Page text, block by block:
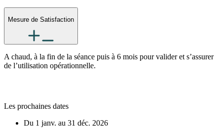
Mesure de Satisfaction
A chaud, à la fin de la séance puis à 6 mois pour valider et s’assurer
de l’utilisation opérationnelle.
Les prochaines dates
Du 1 janv. au 31 déc. 2026